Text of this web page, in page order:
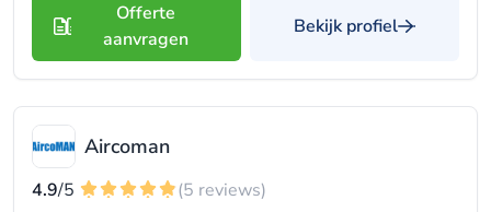
Offerte
aanvragen
Bekijk profiel
Aircoman
4.9/5
(5 reviews)